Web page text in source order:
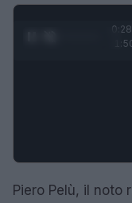
Piero Pelù, il noto